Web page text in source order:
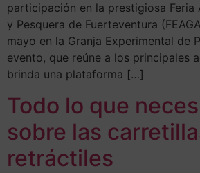
participación en la prestigiosa Feria
y Pesquera de Fuerteventura
mayo en la Granja Experimental de
evento, que reúne a los principales
brinda una plataforma […]
Todo lo que
sobre las
retráctiles